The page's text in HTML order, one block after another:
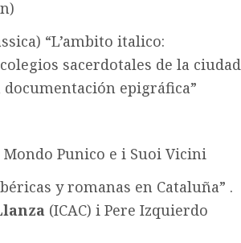
“L’ambito italico:
sacerdotales de la ciudad
epigráfica”
Punico e i Suoi Vicini
y romanas en Cataluña” .
(ICAC) i Pere Izquierdo